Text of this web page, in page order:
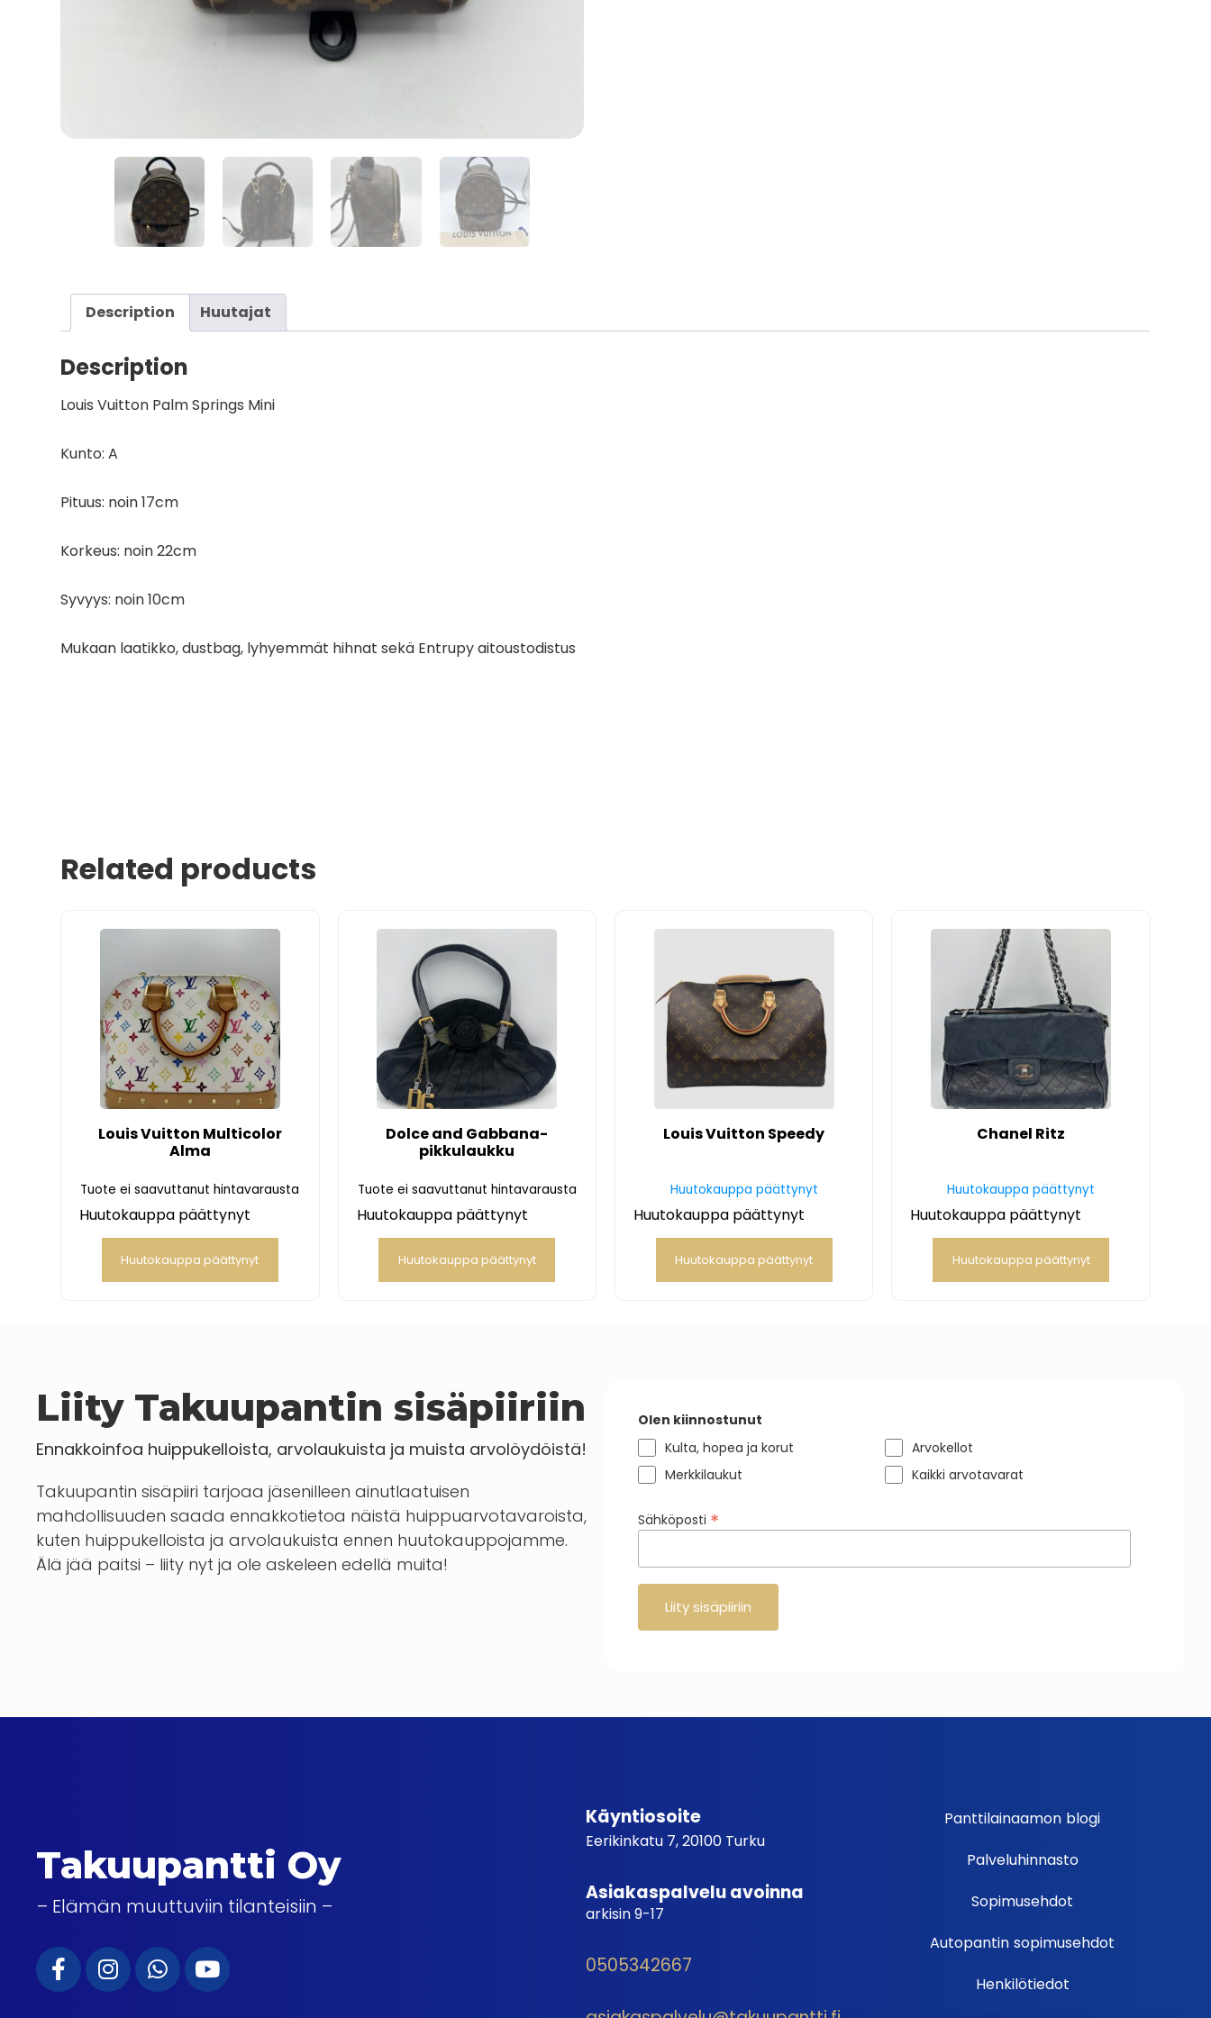
Description Huutajat
Description
Louis Vuitton Palm Springs Mini
Kunto: A
Pituus: noin 17cm
Korkeus: noin 22cm
Syvyys: noin 10cm
Mukaan laatikko, dustbag, lyhyemmät hihnat sekä Entrupy aitoustodistus
Related products
Louis Vuitton Multicolor
Alma
Tuote ei saavuttanut hintavarausta
Huutokauppa päättynyt
Huutokauppa päättynyt
Dolce and Gabbana-
pikkulaukku
Tuote ei saavuttanut hintavarausta
Huutokauppa päättynyt
Huutokauppa päättynyt
Louis Vuitton Speedy
Huutokauppa päättynyt
Huutokauppa päättynyt
Huutokauppa päättynyt
Chanel Ritz
Huutokauppa päättynyt
Huutokauppa päättynyt
Huutokauppa päättynyt
Liity Takuupantin sisäpiiriin
Ennakkoinfoa huippukelloista, arvolaukuista ja muista arvolöydöistä!
Takuupantin sisäpiiri tarjoaa jäsenilleen ainutlaatuisen
mahdollisuuden saada ennakkotietoa näistä huippuarvotavaroista,
kuten huippukelloista ja arvolaukuista ennen huutokauppojamme.
Älä jää paitsi – liity nyt ja ole askeleen edellä muita!
Olen kiinnostunut
Kulta, hopea ja korut
Arvokellot
Merkkilaukut
Kaikki arvotavarat
Sähköposti *
Takuupantti Oy
– Elämän muuttuviin tilanteisiin –
Käyntiosoite
Eerikinkatu 7, 20100 Turku
Asiakaspalvelu avoinna
arkisin 9-17
0505342667
Panttilainaamon blogi
Palveluhinnasto
Sopimusehdot
Autopantin sopimusehdot
Henkilötiedot